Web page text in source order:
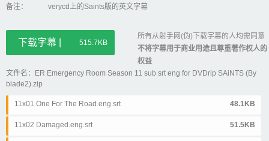
备注：
verycd上的Saints版的英文字幕
下载字幕 | 515.7KB
所有从射手网(伪)下载字幕的人均需同意
不将字幕用于商业用途且尊重著作权人的
权益
文件名：ER Emergency Room Season 11 sub srt eng for DVDrip SAiNTS (By
blade2).zip
11x01 One For The Road.eng.srt 48.1KB
11x02 Damaged.eng.srt 51.5KB